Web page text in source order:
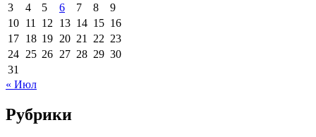
3
4 5 6 7 8
9
10 11 12 13 14 15 16
17 18 19 20 21 22 23
24 25 26 27 28 29 30
31
« Июл
Рубрики